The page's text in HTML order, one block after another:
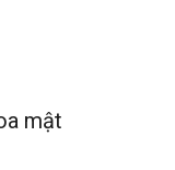
mật